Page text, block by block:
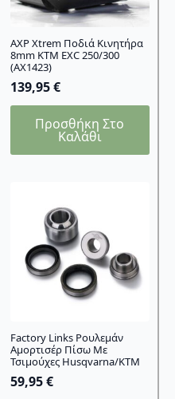
AXP Xtrem Ποδιά Κινητήρα
8mm KTM EXC 250/300
(AX1423)
139,95€
Προσθήκη Στο
Καλάθι
Factory Links Ρουλεμάν
Αμορτισέρ Πίσω Με
Τσιμούχες Husqvarna/KTM
59,95€